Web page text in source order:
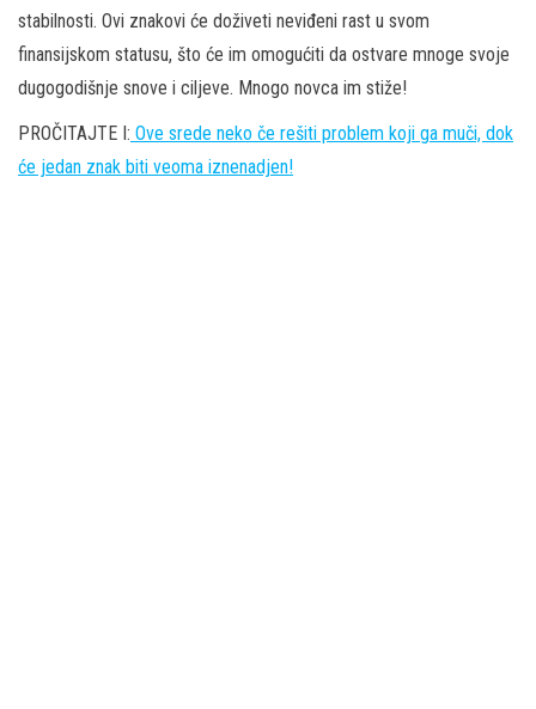
stabilnosti. Ovi znakovi će doživeti neviđeni rast u svom
finansijskom statusu, što će im omogućiti da ostvare mnoge svoje
dugogodišnje snove i ciljeve. Mnogo novca im stiže!
PROČITAJTE I: Ove srede neko če rešiti problem koji ga muči, dok
će jedan znak biti veoma iznenadjen!